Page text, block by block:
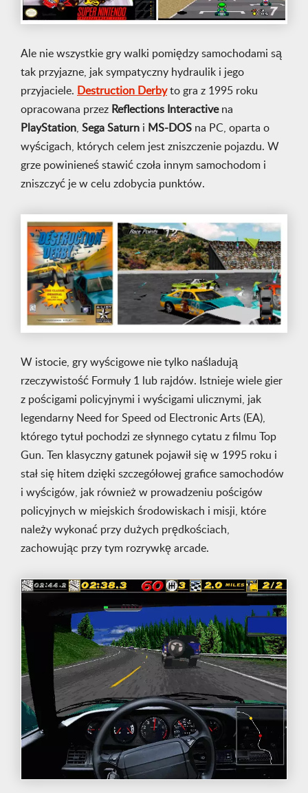
Ale nie wszystkie gry walki pomiędzy samochodami są
tak przyjazne, jak sympatyczny hydraulik i jego
przyjaciele. Destruction Derbyto gra z 1995 roku
opracowana przez Reflections Interactivena
PlayStation Sega Saturn i MS-DOS na PC, oparta o
wyścigach, których celem jest zniszczenie pojazdu. W
grze powinieneś stawić czoła innym samochodom i
zniszczyć je w celu zdobycia punktów.
W istocie, gry wyścigowe nie tylko naśladują
rzeczywistość Formuły 1 lub rajdów. Istnieje wiele gier
z pościgami policyjnymi i wyścigami ulicznymi, jak
legendarny Need for Speed od Electronic Arts (EA),
którego tytuł pochodzi ze słynnego cytatu z filmu Top
Gun. Ten klasyczny gatunek pojawił się w 1995 roku i
stał się hitem dzięki szczegółowej grafice samochodów
i wyścigów, jak również w prowadzeniu pościgów
policyjnych w miejskich środowiskach i misji, które
należy wykonać przy dużych prędkościach,
zachowując przy tym rozrywkę arcade.